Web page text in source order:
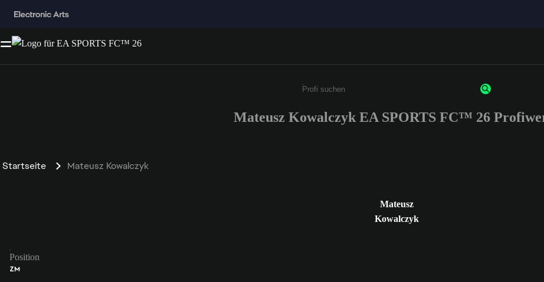
Gib mindestens 3 Zeichen oder Ziffern ein
Mateusz Kowalczyk EA SPORTS FC™ 26
Startseite Mateusz Kowalczyk
Mateusz
Kowalczyk
Position
ZM